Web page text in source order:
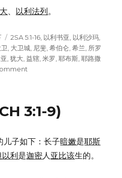
、 以利法列。
Tags
2SA 5:1-16 以利书亚 以利沙玛
大卫城 尼斐 ,希伯仑 ,希兰 所罗
,犹大 ,益辖 ,米罗 ,耶布斯 ,耶路撒
全
列
的
3:1-9)
儿子如下：长子暗嫩是耶斯
以利是迦密人亚比该生的。